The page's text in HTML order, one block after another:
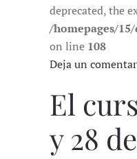
deprecated, the
/homepages/
on line 108
Deja un
El
y 28